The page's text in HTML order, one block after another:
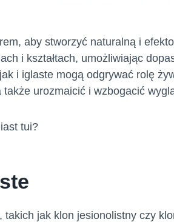
aby stworzyć naturalną i
i kształtach, umożliwiając
i iglaste mogą odgrywać rolę
także urozmaicić i wzbogacić
tui?
takich jak klon jesionolistny czy